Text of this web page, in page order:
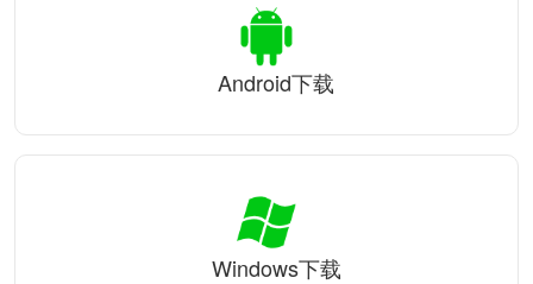
Android下载
Windows下载